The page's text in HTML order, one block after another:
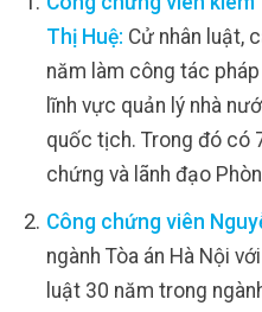
Thị Huệ: Cử nhân luật,
năm làm công tác
lĩnh vực quản lý nhà
quốc tịch. Trong đó có
chứng và lãnh đạo
Công chứng viên
ngành Tòa án Hà Nội
luật 30 năm trong